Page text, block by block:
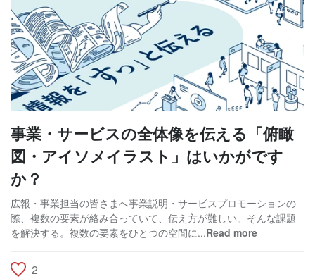
事業・サービスの全体像を伝える「俯瞰
図・アイソメイラスト」はいかがです
か？
広報・事業担当の皆さまへ事業説明・サービスプロモーションの
際、複数の要素が絡み合っていて、伝え方が難しい。そんな課題
を解決する。複数の要素をひとつの空間に...Read more
2